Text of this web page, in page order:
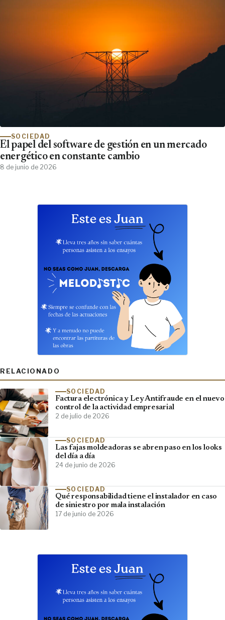
SOCIEDAD
El papel del software de gestión en un mercado
energético en constante cambio
8 de junio de 2026
RELACIONADO
SOCIEDAD
Factura electrónica y Ley Antifraude en el nuevo
control de la actividad empresarial
2 de julio de 2026
SOCIEDAD
Las fajas moldeadoras se abren paso en los looks
del día a día
24 de junio de 2026
SOCIEDAD
Qué responsabilidad tiene el instalador en caso
de siniestro por mala instalación
17 de junio de 2026